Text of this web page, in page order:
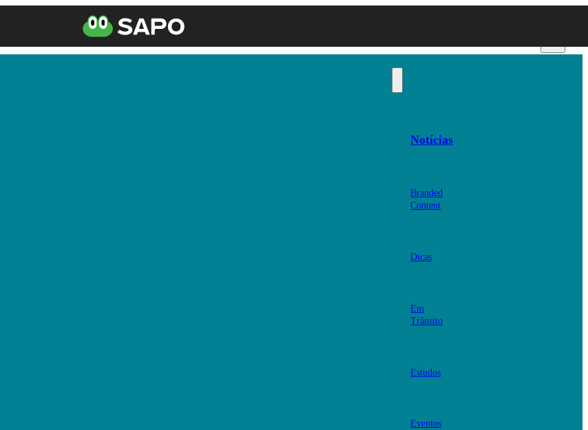
Notícias
Branded
Content
Dicas
Em
Trânsito
Estudos
Eventos